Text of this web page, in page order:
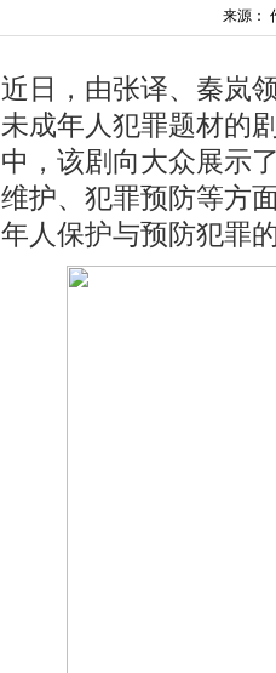
来源：
近日，由张译、秦岚
未成年人犯罪题材的
中，该剧向大众展示
维护、犯罪预防等方
年人保护与预防犯罪